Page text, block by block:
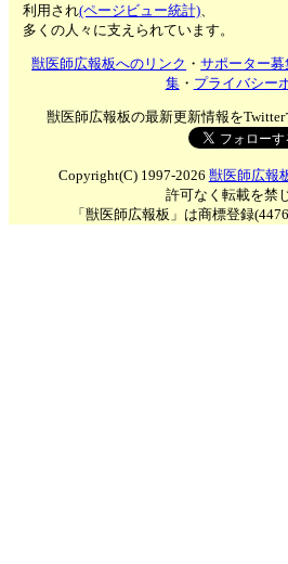
利用され(ページビュー統計)、
多くの人々に支えられています。
獣医師広報板へのリンク ・サポーター募
集・ プライバシー
獣医師広報板の最新更新情報をTwitter
Copyright(C) 1997-2026 獣医師広報
許可なく転載を禁
「獣医師広報板」は商標登録